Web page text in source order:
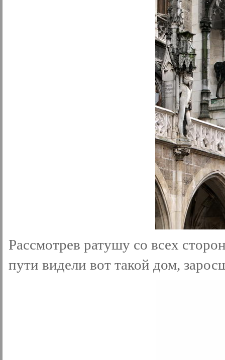
Рассмотрев ратушу со всех
пути видели вот такой дом,